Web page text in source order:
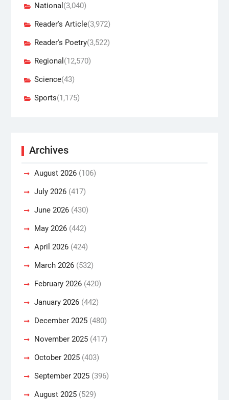
National (3,040)
Reader's Article(3,972)
Reader's Poetry(3,522)
Regional (12,570)
Science(43)
Sports(1,175)
Archives
August 2026(106)
July 2026(417)
June 2026(430)
May 2026(442)
April 2026(424)
March 2026(532)
February 2026(420)
January 2026(442)
December 2025(480)
November 2025(417)
October 2025(403)
September 2025(396)
August 2025(529)